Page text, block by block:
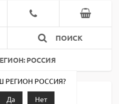
ПОИСК
РОССИЯ
РЕГИОН РОССИЯ?
Да
Нет